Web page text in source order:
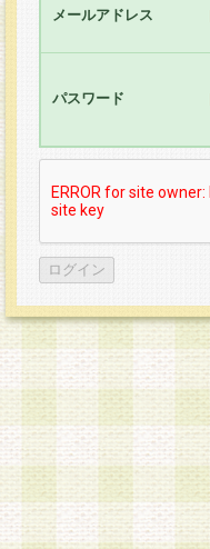
メールアドレス
パスワード